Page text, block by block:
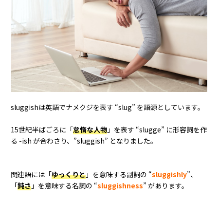
sluggishは英語でナメクジを表す “slug” を語源としています。
15世紀半ばごろに「怠惰な人物 」を表す “slugge” に形容詞を作
る -ish が合わさり、”sluggish” となりました。
関連語には「ゆっくりと 」を意味する副詞の “sluggishly”、
「鈍さ 」を意味する名詞の “sluggishness” があります。